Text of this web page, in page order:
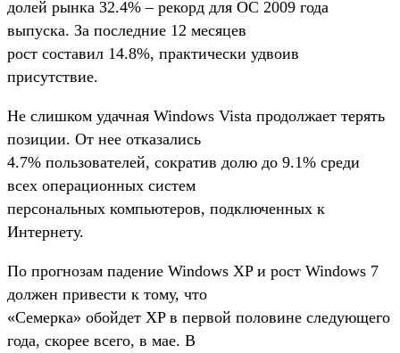
долей рынка 32.4% – рекорд для ОС 2009 года
выпуска. За последние 12 месяцев
рост составил 14.8%, практически удвоив
присутствие.
Не слишком удачная Windows Vista продолжает терять
позиции. От нее отказались
4.7% пользователей, сократив долю до 9.1% среди
всех операционных систем
персональных компьютеров, подключенных к
Интернету.
По прогнозам падение Windows XP и рост Windows 7
должен привести к тому, что
«Семерка» обойдет XP в первой половине следующего
года, скорее всего, в мае. В